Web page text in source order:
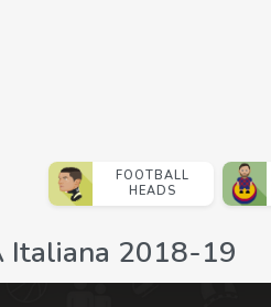
FOOTBALL
HEADS
Italiana 2018-19